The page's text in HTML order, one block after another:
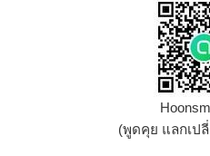
(พูดคุย แลกเป